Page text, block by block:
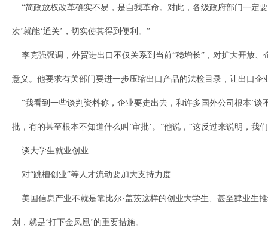
“简政放权改革确实不易，是自我革命。对此，各级政府部门一定
次’就能‘通关’，切实使其得到便利。”
李克强强调，外贸进出口不仅关系到当前“稳增长”，对扩大开放
意义。他要求有关部门要进一步压缩出口产品的法检目录，让出口企
“我看到一些谈判资料称，企业要走出去，和许多国外公司根本‘谈
批，有的甚至根本不知道什么叫‘审批’。”他说，“这反过来说明，
谈大学生就业创业
对“跳槽创业”等人才流动要加大支持力度
美国信息产业不就是靠比尔·盖茨这样的创业大学生、甚至肄业生
划，就是‘打下金凤凰’的重要措施。